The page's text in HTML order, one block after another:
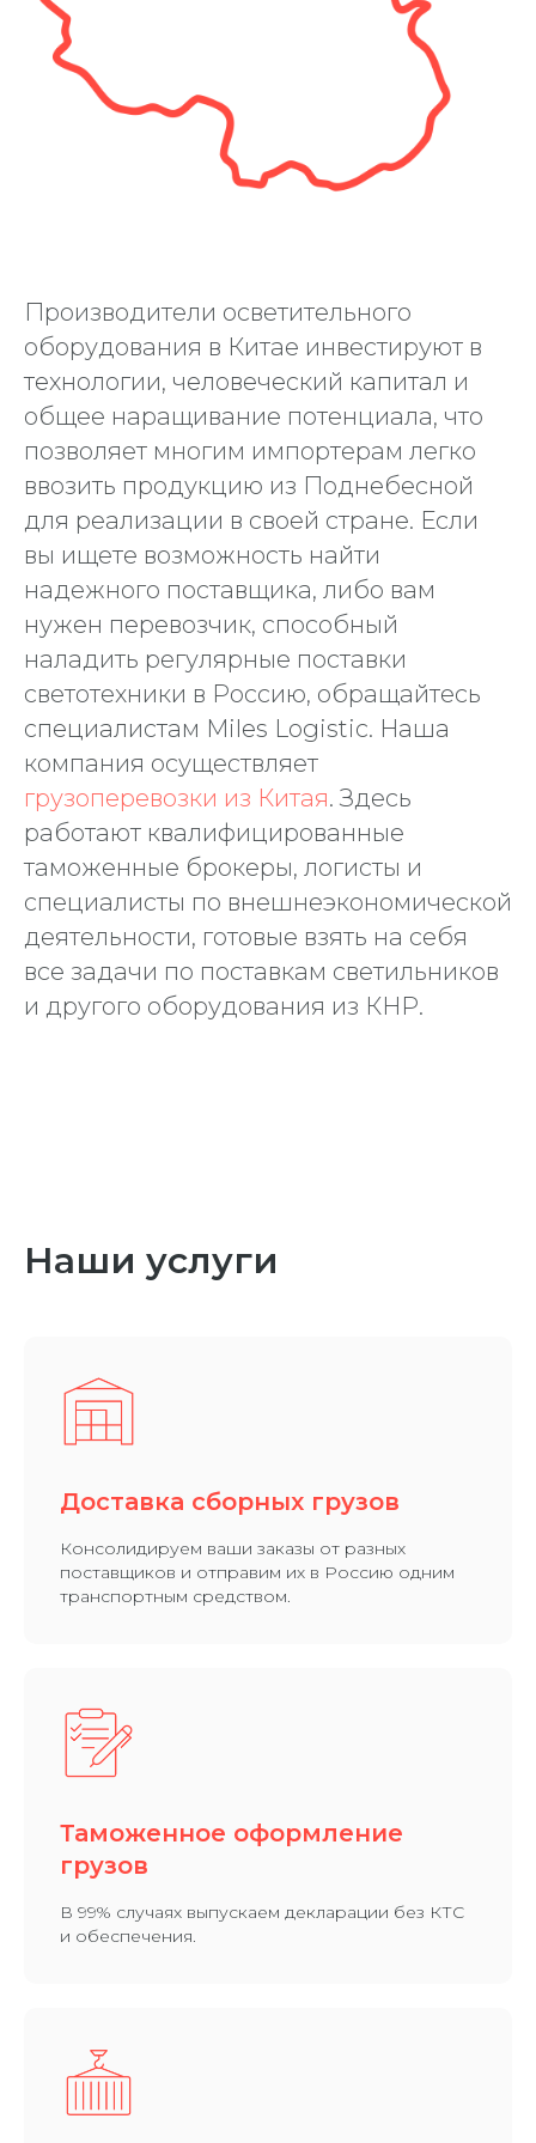
Производители осветительного
оборудования в Китае инвестируют в
технологии, человеческий капитал и
общее наращивание потенциала, что
позволяет многим импортерам легко
ввозить продукцию из Поднебесной
для реализации в своей стране. Если
вы ищете возможность найти
надежного поставщика, либо вам
нужен перевозчик, способный
наладить регулярные поставки
светотехники в Россию, обращайтесь
специалистам Miles Logistic. Наша
компания осуществляет
грузоперевозки из Китая. Здесь
работают квалифицированные
таможенные брокеры, логисты и
специалисты по внешнеэкономической
деятельности, готовые взять на себя
все задачи по поставкам светильников
и другого оборудования из КНР.
Наши услуги
Доставка сборных грузов
Консолидируем ваши заказы от разных
поставщиков и отправим их в Россию одним
транспортным средством.
Таможенное оформление
грузов
В 99% случаях выпускаем декларации без КТС
и обеспечения.